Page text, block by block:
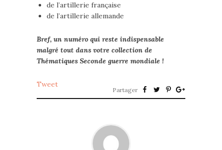
de l’artillerie française
de l’artillerie allemande
Bref, un numéro qui reste indispensable
malgré tout dans votre collection de
Thématiques Seconde guerre mondiale !
Tweet
Partager